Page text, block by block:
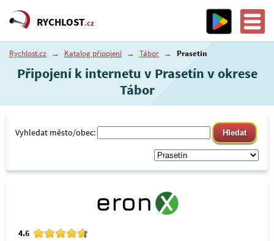
RYCHLOST.cz
Rychlost.cz → Katalog připojení → Tábor → Prasetín
Připojení k internetu v Prasetín v okrese
Tábor
Vyhledat město/obec:
4.6